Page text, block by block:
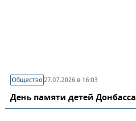
Общество27.07.2026 в 16:03
День памяти детей Донбасса